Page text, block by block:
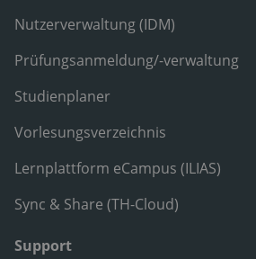
Nutzerverwaltung (IDM)
Prüfungsanmeldung/-verwaltung
Studienplaner
Vorlesungsverzeichnis
Lernplattform eCampus (ILIAS)
Sync & Share (TH-Cloud)
Support